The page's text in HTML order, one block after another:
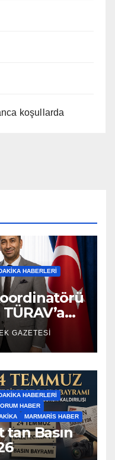
koşullarda
HABERLERI
GAZETESİ
HABERLERI
HABER
MARMARIS HABER
tan Basın